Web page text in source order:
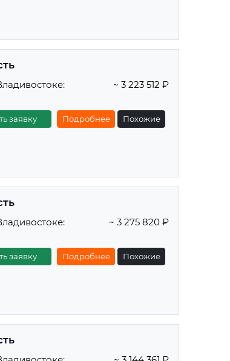
~ 3 223 512 ₽
заявку Подробнее Похожие
~ 3 275 820 ₽
заявку Подробнее Похожие